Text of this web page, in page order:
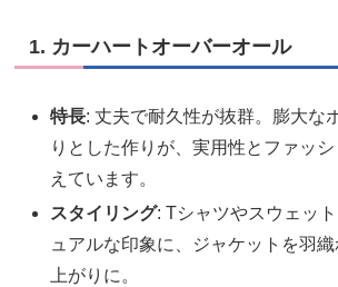
1. カーハートオーバーオール
特長: 丈夫で耐久性が抜群。膨大な
りとした作りが、実用性とファッ
えています。
スタイリング: Tシャツやスウェッ
ュアルな印象に、ジャケットを羽
上がりに。